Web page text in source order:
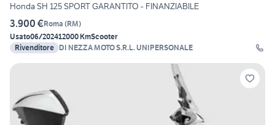
Honda SH 125 SPORT GARANTITO - FINANZIABILE
3.900 €Roma (RM)
Usato06/202412000 KmScooter
Rivenditore DI NEZZA MOTO S.R.L. UNIPERSONALE